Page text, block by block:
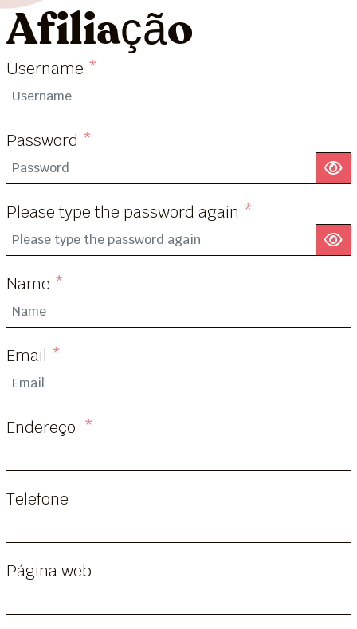
Afiliação
Username *
Password *
Please type the password again *
Name *
Email *
Endereço *
Telefone
Página web